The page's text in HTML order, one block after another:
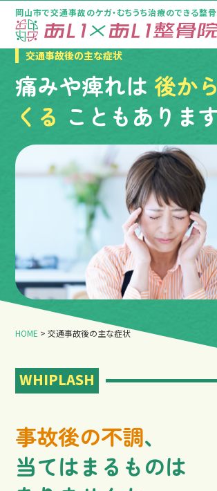
岡山市で交通事故のケガ・むちうち治療のできる整
トップページ
店舗一覧
交通事故後の主な症状
痛みや痺れは 後か
くる こともありま
HOME >交通事故後の主な症状
WHIPLASH
事故後の不調、
当てはまるものは